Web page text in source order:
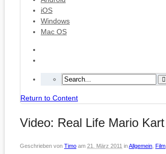
iOS
Windows
Mac OS
Return to Content
Video: Real Life Mario Kart
Geschrieben von Timo am 21. März 2011 inAllgemein Film